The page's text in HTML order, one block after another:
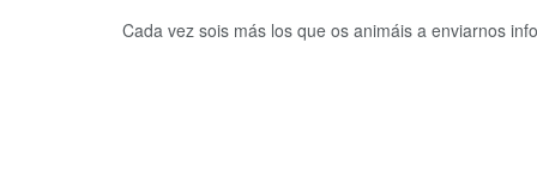
Cada vez sois más los que os animáis a enviarnos